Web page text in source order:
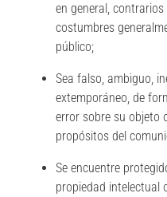
en general,
costumbres
público;
Sea falso, ambiguo,
extemporáneo, de
error sobre su objeto
propósitos del
Se encuentre
propiedad intelectual